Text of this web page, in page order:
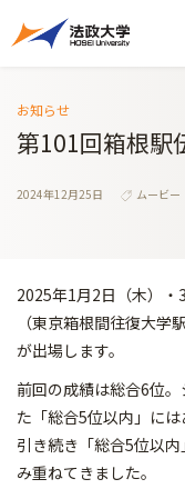
お知らせ
第101回箱根駅
2024年12月25日
ムービー
2025年1月2日（木）
（東京箱根間往復大
が出場します。
前回の成績は総合6位
た「総合5位以内」に
引き続き「総合5位以
み重ねてきました。